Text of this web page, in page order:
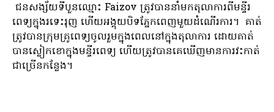
ជនសង្ស័យទីបួនឈ្មោះ Faizov ត្រូវបាននាំមកតុលាការពីមន្ទីរ
ពេទ្យក្នុងរទេះរុញ ហើយអង្គុយបិទភ្នែកពេញមួយដំណើរការ។ គាត់​
ត្រូវ​បាន​ក្រុម​គ្រូពេទ្យ​ចូល​រួម​ក្នុង​ពេល​នៅ​ក្នុង​តុលាការ ដោយ​គាត់​
បាន​ស្លៀក​ខោ​ក្នុង​មន្ទីរពេទ្យ ហើយ​ត្រូវ​បាន​គេ​ឃើញ​មាន​ការ​វះកាត់​
ជា​ច្រើន​កន្លែង។